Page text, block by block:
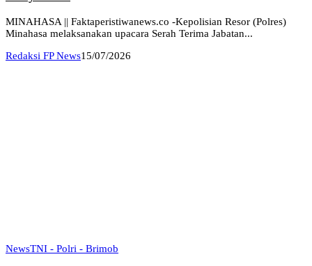
MINAHASA || Faktaperistiwanews.co -Kepolisian Resor (Polres)
Minahasa melaksanakan upacara Serah Terima Jabatan...
Redaksi FP News15/07/2026
NewsTNI - Polri - Brimob